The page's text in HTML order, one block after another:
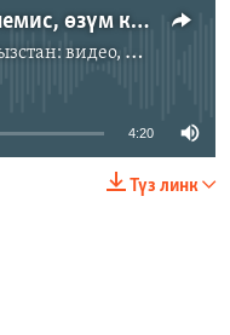
Гулия Фритче: паспортум немис, өзүм кыргыз
фото, кабарлар
available
4:20
Түз линк